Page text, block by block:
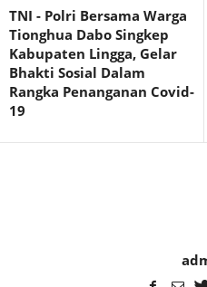
TNI - Polri Bersama Warga
Tionghua Dabo Singkep
Kabupaten Lingga, Gelar
Bhakti Sosial Dalam
Rangka Penanganan Covid-
19